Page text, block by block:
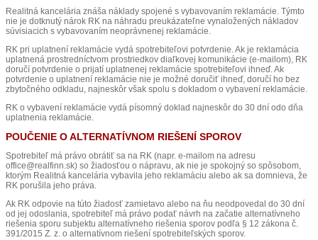
Realitná kancelária znáša náklady spojené s vybavovaním reklamácie. Týmto
nie je dotknutý nárok RK na náhradu preukázateľne vynaložených nákladov
súvisiacich s vybavovaním neoprávnenej reklamácie.
RK pri uplatnení reklamácie vydá spotrebiteľovi potvrdenie. Ak je reklamácia
uplatnená prostredníctvom prostriedkov diaľkovej komunikácie (e-mailom), RK
doručí potvrdenie o prijatí uplatnenej reklamácie spotrebiteľovi ihneď. Ak
potvrdenie o uplatnení reklamácie nie je možné doručiť ihneď, doručí ho bez
zbytočného odkladu, najneskôr však spolu s dokladom o vybavení reklamácie.
RK o vybavení reklamácie vydá písomný doklad najneskôr do 30 dní odo dňa
uplatnenia reklamácie.
POUČENIE O ALTERNATÍVNOM RIEŠENÍ SPOROV
Spotrebiteľ má právo obrátiť sa na RK (napr. e-mailom na adresu
office@realfinn.sk) so žiadosťou o nápravu, ak nie je spokojný so spôsobom,
ktorým Realitná kancelária vybavila jeho reklamáciu alebo ak sa domnieva, že
RK porušila jeho práva.
Ak RK odpovie na túto žiadosť zamietavo alebo na ňu neodpovedal do 30 dní
od jej odoslania, spotrebiteľ má právo podať návrh na začatie alternatívneho
riešenia sporu subjektu alternatívneho riešenia sporov podľa § 12 zákona č.
391/2015 Z. z. o alternatívnom riešení spotrebiteľských sporov.